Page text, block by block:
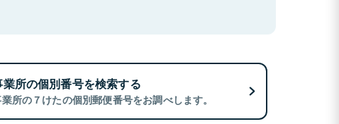
業所の個別番号を検索する
所の７けたの個別郵便番号をお調べします。